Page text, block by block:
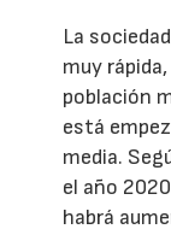
La
muy
población
está
media.
el año
habrá